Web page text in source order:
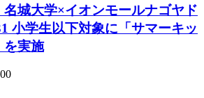
名城大学×イオンモールナゴヤド
小学生以下対象に「サマーキッ
を実施